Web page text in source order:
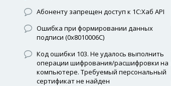
Абоненту запрещен доступ к 1С:Хаб API
Ошибка при формировании данных
подписи (0x8010006C)
Код ошибки 103. Не удалось выполнить
операции шифрования/расшифровки на
компьютере. Требуемый персональный
сертификат не найден